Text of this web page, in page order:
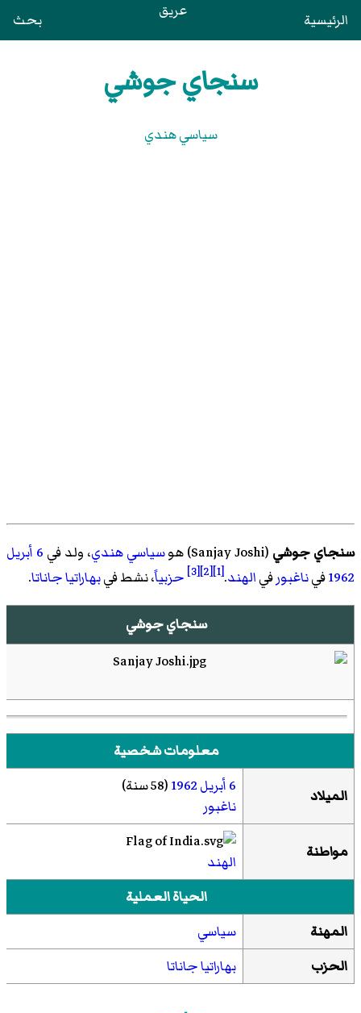
الرئيسية عريق بحث
سنجاي جوشي
سياسي هندي
سنجاي جوشي (
Sanjay Joshi)‏ هوسياسي هندي، ولد في 6 أبريل
1962فيناغبورفيالهند.
[1]
[2]
[3] حزبياً، نشط فيبهاراتيا جاناتا.
سنجاي جوشي
معلومات شخصية
الميلاد 6 أبريل 1962(58 سنة)
ناغبور
مواطنة
الهند
الحياة العملية
المهنة
سياسي
الحزب
بهاراتيا جاناتا